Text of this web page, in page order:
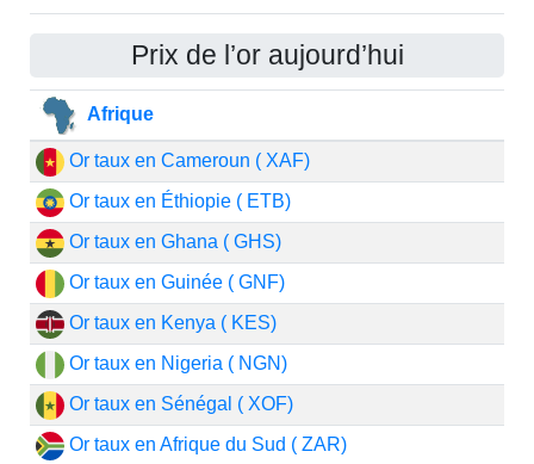
Prix de l’or aujourd’hui
Afrique
Or taux en Cameroun ( XAF)
Or taux en Éthiopie ( ETB)
Or taux en Ghana ( GHS)
Or taux en Guinée ( GNF)
Or taux en Kenya ( KES)
Or taux en Nigeria ( NGN)
Or taux en Sénégal ( XOF)
Or taux en Afrique du Sud ( ZAR)